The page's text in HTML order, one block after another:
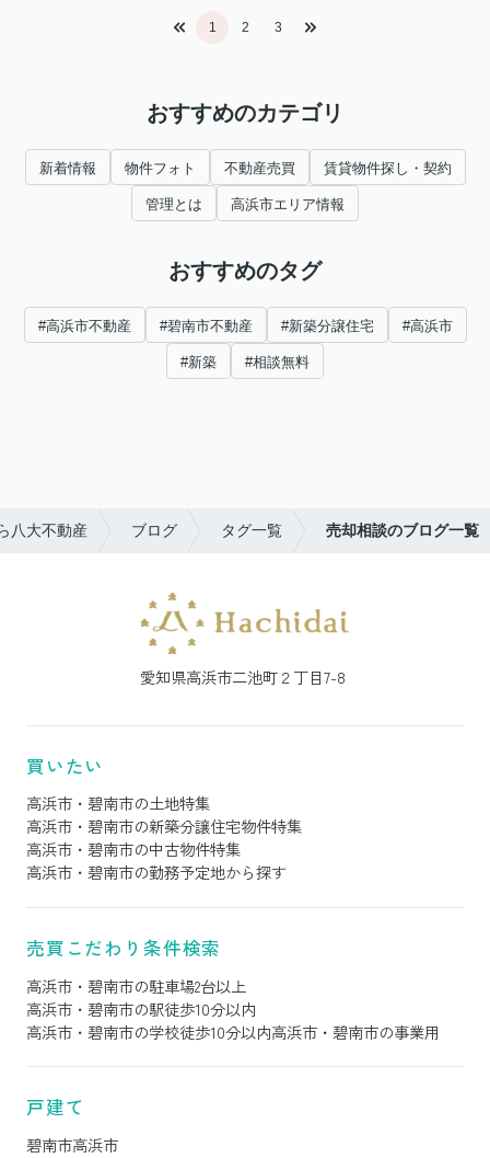
1 2 3
おすすめのカテゴリ
新着情報 物件フォト 不動産売買 賃貸物件探し・契約
管理とは 高浜市エリア情報
おすすめのタグ
#高浜市不動産 #碧南市不動産 #新築分譲住宅 #高浜市
#新築 #相談無料
八大不動産 ブログ タグ一覧 売却相談のブログ一覧
愛知県高浜市二池町２丁目7-8
買いたい
高浜市・碧南市の土地特集
高浜市・碧南市の新築分譲住宅物件特集
高浜市・碧南市の中古物件特集
高浜市・碧南市の勤務予定地から探す
売買こだわり条件検索
高浜市・碧南市の駐車場2台以上
高浜市・碧南市の駅徒歩10分以内
高浜市・碧南市の学校徒歩10分以内高浜市・碧南市の事業用
戸建て
碧南市高浜市